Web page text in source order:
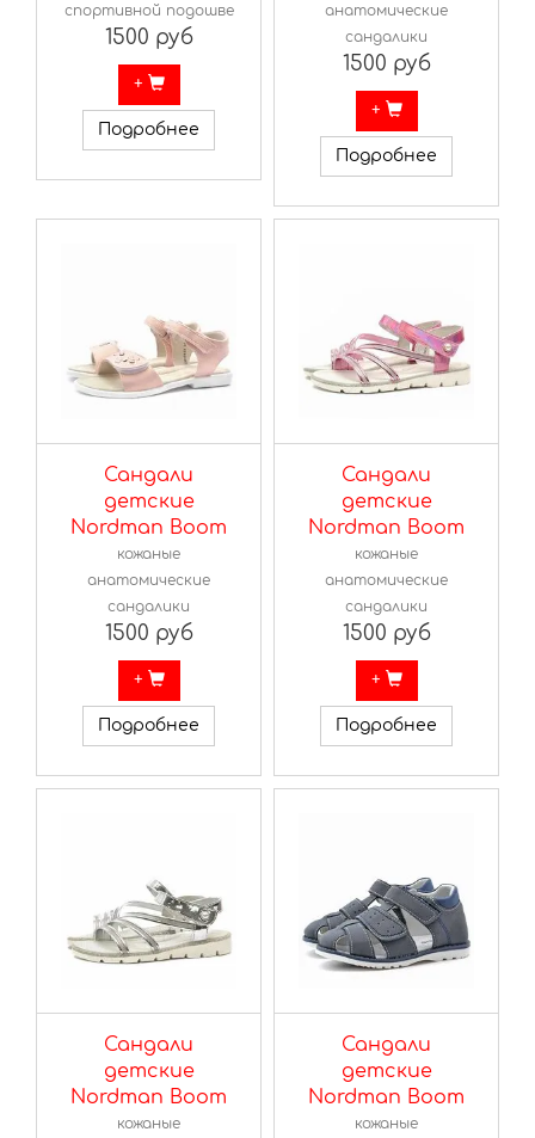
спортивной подошве
1500 руб
+
Подробнее
анатомические
сандалики
1500 руб
+
Подробнее
Сандали
детские
Nordman Boom
кожаные
анатомические
сандалики
1500 руб
+
Подробнее
Сандали
детские
Nordman Boom
кожаные
анатомические
сандалики
1500 руб
+
Подробнее
Сандали
детские
Nordman Boom
кожаные
Сандали
детские
Nordman Boom
кожаные